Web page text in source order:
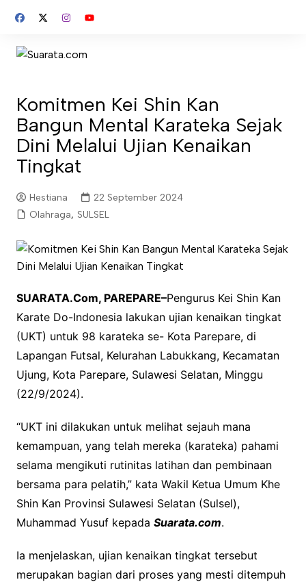
Komitmen Kei Shin Kan
Bangun Mental Karateka Sejak
Dini Melalui Ujian Kenaikan
Tingkat
Hestiana
22 September 2024
Olahraga, SULSEL
SUARATA.Com, PAREPARE–Pengurus Kei Shin Kan
Karate Do-Indonesia lakukan ujian kenaikan tingkat
(UKT) untuk 98 karateka se- Kota Parepare, di
Lapangan Futsal, Kelurahan Labukkang, Kecamatan
Ujung, Kota Parepare, Sulawesi Selatan, Minggu
(22/9/2024).
“UKT ini dilakukan untuk melihat sejauh mana
kemampuan, yang telah mereka (karateka) pahami
selama mengikuti rutinitas latihan dan pembinaan
bersama para pelatih,” kata Wakil Ketua Umum Khe
Shin Kan Provinsi Sulawesi Selatan (Sulsel),
Muhammad Yusuf kepada Suarata.com.
Ia menjelaskan, ujian kenaikan tingkat tersebut
merupakan bagian dari proses yang mesti ditempuh